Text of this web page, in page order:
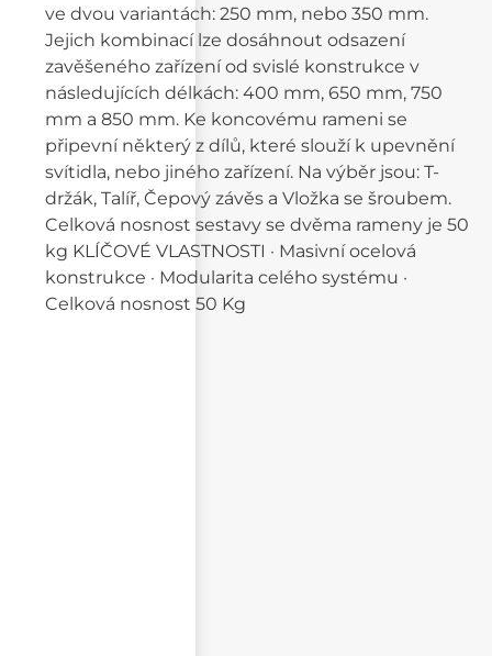
ve dvou variantách: 250 mm, nebo 350 mm.
Jejich kombinací lze dosáhnout odsazení
zavěšeného zařízení od svislé konstrukce v
následujících délkách: 400 mm, 650 mm, 750
mm a 850 mm. Ke koncovému rameni se
připevní některý z dílů, které slouží k upevnění
svítidla, nebo jiného zařízení. Na výběr jsou: T-
držák, Talíř, Čepový závěs a Vložka se šroubem.
Celková nosnost sestavy se dvěma rameny je 50
kg KLÍČOVÉ VLASTNOSTI · Masivní ocelová
konstrukce · Modularita celého systému ·
Celková nosnost 50 Kg